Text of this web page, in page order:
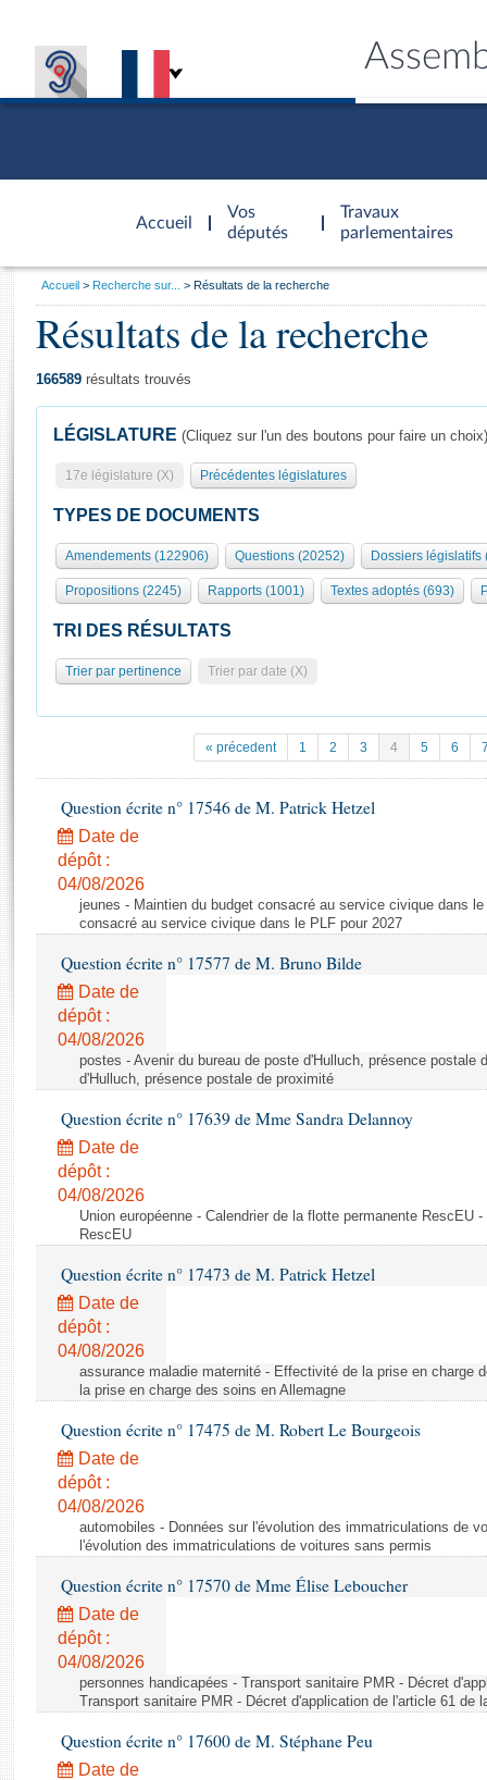
Accueil
d'accueil
Vos
députés
Travaux
parlementaires
Présidence
577 députés
Groupes politiques
Séance publique
Commissions et autres organes
Europe et International
Pétitions
Projets de loi
Propositions de loi
Amendements
Textes adoptés
Rapports législatifs
Rapports sur l'application des lois
Baromètre de l’application des lois
Dossiers législatifs
Budget et sécurité sociale
Questions écrites et orales
Comptes rendus des débats
Général
Rôle et pouvoirs de l'Assemblée
Organisation de l'Assemblée
Présidence Conférence des Présidents Bureau Collège des
Statistiques et chiffres clés
Documents de référence
( Constitution | Règlement de l'Assemblée ... )
Histoire
Juniors
Anciennes législatures
Visiter l'Assemblée
Visite virtuelle du palais Bourbon
Assister à une séance
Contacts et plan d'accès
Photos libres de droit
Vous
Accueil Recherche sur... Résultats de la recherche
Résultats de la recherche
166589 résultats trouvés
LÉGISLATURE (Cliquez sur l'un des boutons pour faire un choix)
17e législature (X) Précédentes législatures
TYPES DE DOCUMENTS
Amendements (122906) Questions (20252) Dossiers législatifs
Propositions (2245) Rapports (1001) Textes adoptés (693)
TRI DES RÉSULTATS
Trier par pertinence Trier par date (X)
« précedent 1 2 3 4 5 6
Question écrite n° 17546 de M. Patrick Hetzel
Date de
dépôt :
04/08/2026
jeunes - Maintien du budget consacré au service civique dans
consacré au service civique dans le PLF pour 2027
Question écrite n° 17577 de M. Bruno Bilde
Date de
dépôt :
04/08/2026
postes - Avenir du bureau de poste d'Hulluch, présence postale
d'Hulluch, présence postale de proximité
Question écrite n° 17639 de Mme Sandra Delannoy
Date de
dépôt :
04/08/2026
Union européenne - Calendrier de la flotte permanente RescEU
RescEU
Question écrite n° 17473 de M. Patrick Hetzel
Date de
dépôt :
04/08/2026
assurance maladie maternité - Effectivité de la prise en charge
la prise en charge des soins en Allemagne
Question écrite n° 17475 de M. Robert Le Bourgeois
Date de
dépôt :
04/08/2026
automobiles - Données sur l'évolution des immatriculations de
l'évolution des immatriculations de voitures sans permis
Question écrite n° 17570 de Mme Élise Leboucher
Date de
dépôt :
04/08/2026
personnes handicapées - Transport sanitaire PMR - Décret
Transport sanitaire PMR - Décret d'application de l'article 61 de
Question écrite n° 17600 de M. Stéphane Peu
Date de